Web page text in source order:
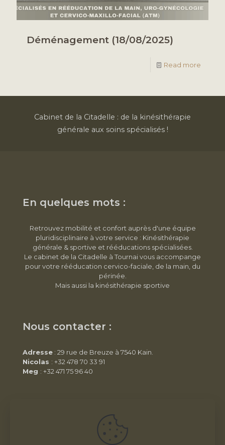
Déménagement (18/08/2025)
Read more
Cabinet de la Citadelle : de la kinésithérapie
générale aux soins spécialisés !
En quelques mots :
Retrouvez mobilité et confort auprès d'une équipe
pluridisciplinaire à votre service : Kinésithérapie
générale & sportive et rééducations spécialisées.
Le cabinet de la Citadelle à Tournai vous accompange
pour votre rééducation cervico-faciale, de la main, du
périnée.
Mais aussi la kinésithérapie sportive
Nous contacter :
Adresse : 29 rue de Breuze à 7540 Kain.
Nicolas : +32 478 70 33 91
Meg : +32 471 75 96 40
Infos pratiques :
BE1021.339.328